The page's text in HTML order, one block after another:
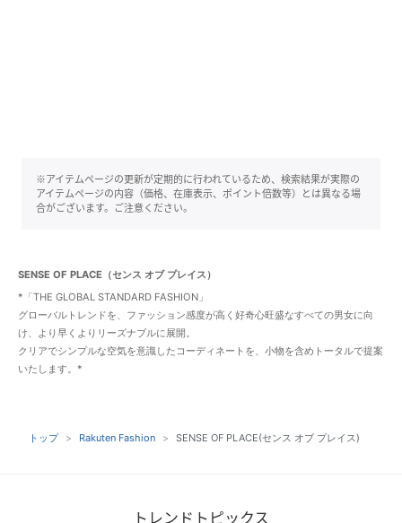
※アイテムページの更新が定期的に行われているため、検索結果が実際の
アイテムページの内容（価格、在庫表示、ポイント倍数等）とは異なる場
合がございます。ご注意ください。
SENSE OF PLACE（センス オブ プレイス）
*「THE GLOBAL STANDARD FASHION」
グローバルトレンドを、ファッション感度が高く好奇心旺盛なすべての男女に向
け、より早くよりリーズナブルに展開。
クリアでシンプルな空気を意識したコーディネートを、小物を含めトータルで提案
いたします。*
トップ Rakuten Fashion SENSE OF PLACE(センス オブ プレイス)
トレンドトピックス